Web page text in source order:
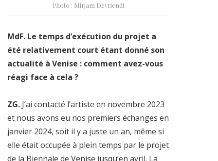
Photo : Mirjam Devriendt
MdF. Le temps d’exécution du projet a
été relativement court étant donné son
actualité à Venise : comment avez-vous
réagi face à cela ?
ZG. J’ai contacté l’artiste en novembre 2023
et nous avons eu nos premiers échanges en
janvier 2024, soit il y a juste un an, même si
elle était occupée à plein temps par le projet
de la Biennale de Venise jusqu’en avril. La